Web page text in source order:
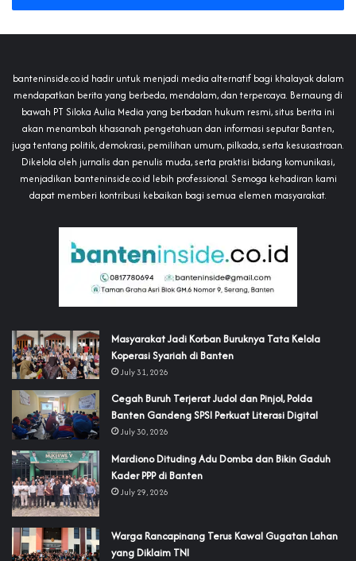
banteninside.co.id hadir untuk menjadi media alternatif bagi khalayak dalam
mendapatkan berita yang berbeda, mendalam, dan terpercaya. Bernaung di
bawah PT Siloka Aulia Media yang berbadan hukum resmi, situs berita ini
akan menambah khasanah pengetahuan dan informasi seputar Banten,
juga tentang politik, demokrasi, pemilihan umum, pilkada, serta kesusastraan.
Dikelola oleh jurnalis dan penulis muda, serta praktisi bidang komunikasi,
menjadikan banteninside.co.id lebih professional. Semoga kehadiran kami
dapat memberi kontribusi kebaikan bagi semua elemen masyarakat.
‎Masyarakat Jadi Korban Buruknya Tata Kelola
Koperasi Syariah di Banten
July 31, 2026
Cegah Buruh Terjerat Judol dan Pinjol, Polda
Banten Gandeng SPSI Perkuat Literasi Digital
July 30, 2026
‎Mardiono Dituding Adu Domba dan Bikin Gaduh
Kader PPP di Banten
July 29, 2026
‎Warga Rancapinang Terus Kawal Gugatan Lahan
yang Diklaim TNI‎‎